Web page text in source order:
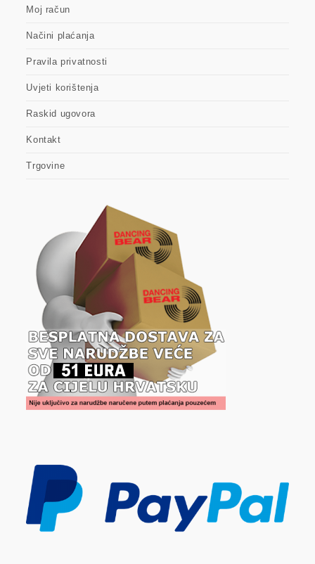
Moj račun
Načini plaćanja
Pravila privatnosti
Uvjeti korištenja
Raskid ugovora
Kontakt
Trgovine